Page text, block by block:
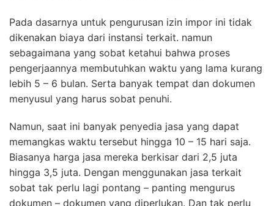
Pada dasarnya untuk pengurusan izin impor ini tidak
dikenakan biaya dari instansi terkait. namun
sebagaimana yang sobat ketahui bahwa proses
pengerjaannya membutuhkan waktu yang lama kurang
lebih 5 – 6 bulan. Serta banyak tempat dan dokumen
menyusul yang harus sobat penuhi.
Namun, saat ini banyak penyedia jasa yang dapat
memangkas waktu tersebut hingga 10 – 15 hari saja.
Biasanya harga jasa mereka berkisar dari 2,5 juta
hingga 3,5 juta. Dengan menggunakan jasa terkait
sobat tak perlu lagi pontang – panting mengurus
dokumen – dokumen yang diperlukan. Dan tak perlu